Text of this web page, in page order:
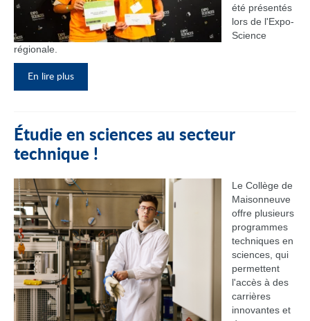
été présentés
lors de l'Expo-
Science
régionale.
En lire plus
Étudie en sciences au secteur
technique !
Le Collège de
Maisonneuve
offre plusieurs
programmes
techniques en
sciences, qui
permettent
l'accès à des
carrières
innovantes et